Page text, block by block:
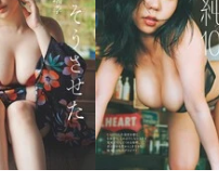
溝端 葵『も
つの、あおい
で。』
2026年08月09日